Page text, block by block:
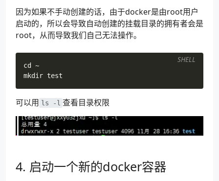
因为如果不手动创建的话，由于docker是由root用户
启动的，所以会导致自动创建的挂载目录的拥有者会是
root，从而导致我们自己无法操作。
cd
mkdir test
SHELL
可以用 ls -l 查看目录权限
4. 启动一个新的docker容器